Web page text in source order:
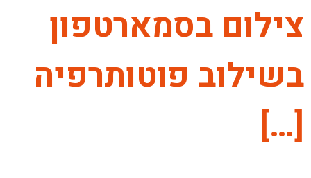
צילום בסמארטפון
בשילוב פוטותרפיה
[…]